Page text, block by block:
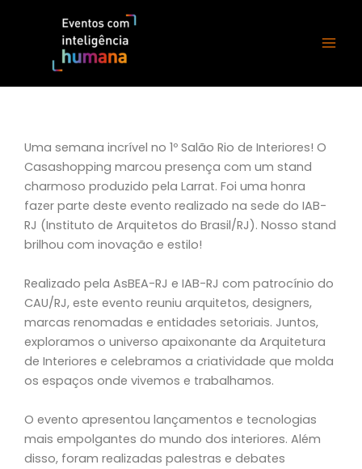
conteúdo
Uma semana incrível no 1º Salão Rio de Interiores! O
Casashopping marcou presença com um stand
charmoso produzido pela Larrat. Foi uma honra
fazer parte deste evento realizado na sede do IAB-
RJ (Instituto de Arquitetos do Brasil/RJ). Nosso stand
brilhou com inovação e estilo!
Realizado pela AsBEA-RJ e IAB-RJ com patrocínio do
CAU/RJ, este evento reuniu arquitetos, designers,
marcas renomadas e entidades setoriais. Juntos,
exploramos o universo apaixonante da Arquitetura
de Interiores e celebramos a criatividade que molda
os espaços onde vivemos e trabalhamos.
O evento apresentou lançamentos e tecnologias
mais empolgantes do mundo dos interiores. Além
disso, foram realizadas palestras e debates